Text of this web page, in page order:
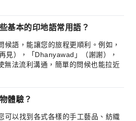
基本的印地語常用語？
候語，能讓您的旅程更順利。例如，
見），「Dhanyawad」（謝謝），
無法流利溝通，簡單的問候也能拉近
體驗？
可以找到各式各樣的手工藝品、紡織